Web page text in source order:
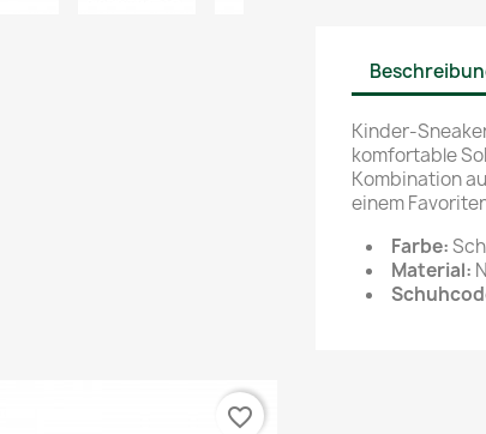
Kinder-
komfortable
Kombination
einem
Farbe:
Material:
favorite_border